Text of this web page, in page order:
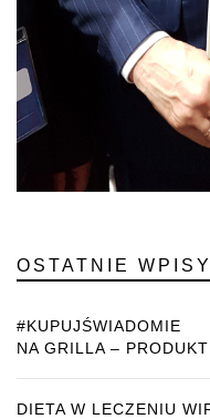
OSTATNIE WPISY
#KUPUJŚWIADOMIE
NA GRILLA –
DIETA W LECZENIU